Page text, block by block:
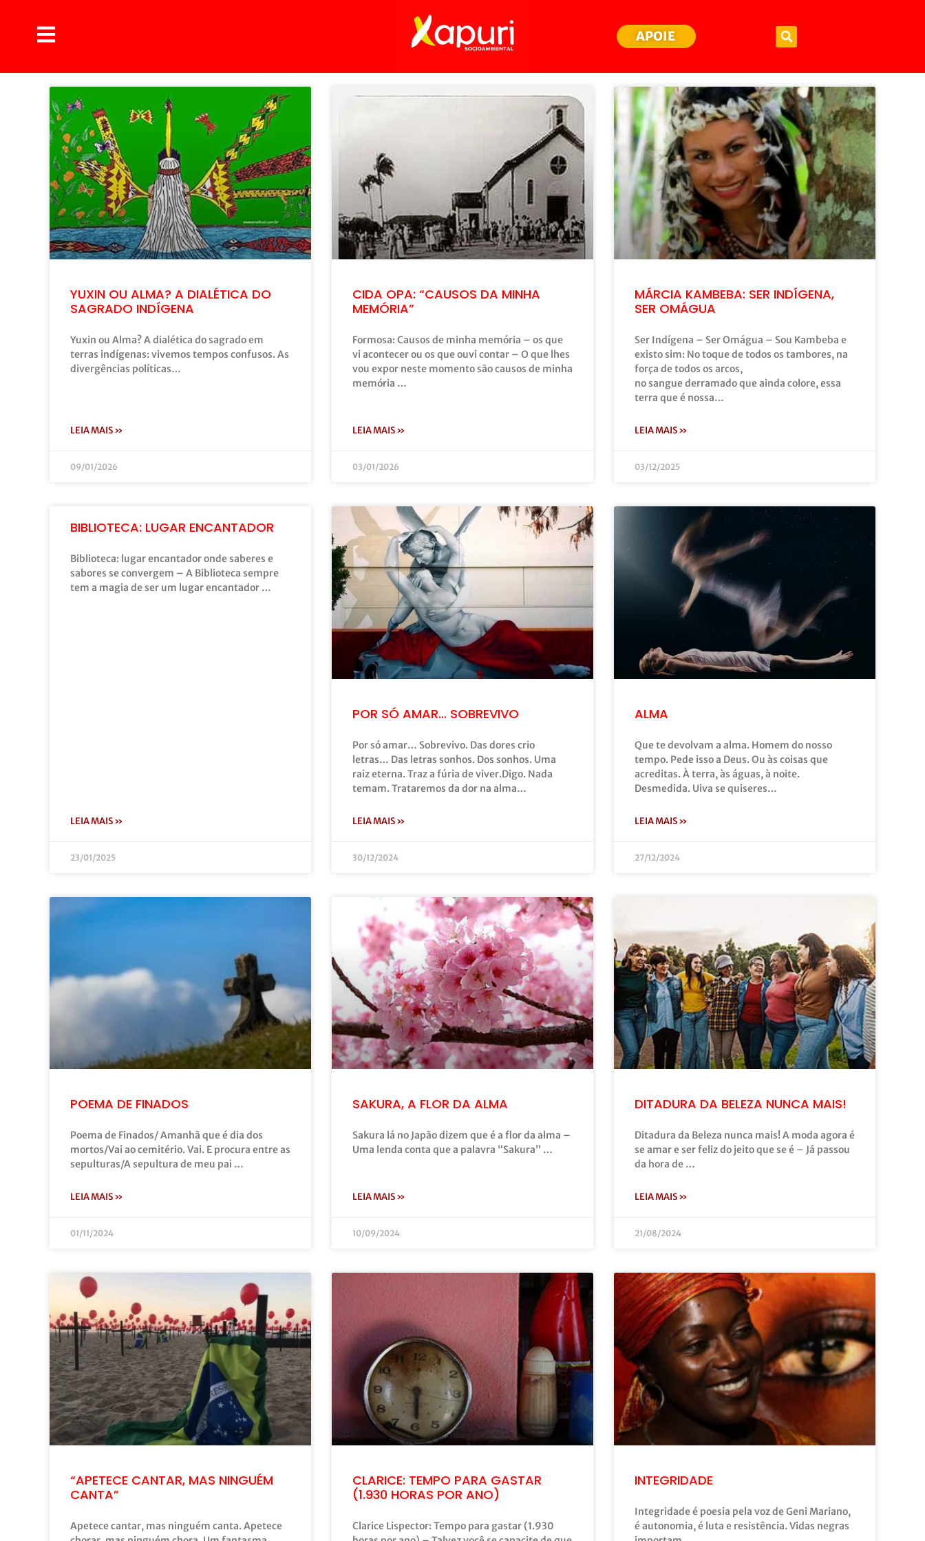
APOIE
YUXIN OU ALMA? A DIALÉTICA DO
SAGRADO INDÍGENA
Yuxin ou Alma? A dialética do sagrado em
terras indígenas: vivemos tempos confusos. As
divergências políticas…
LEIA MAIS »
09/01/2026
CIDA OPA: “CAUSOS DA MINHA
MEMÓRIA”
Formosa: Causos de minha memória – os que
vi acontecer ou os que ouvi contar – O que lhes
vou expor neste momento são causos de minha
memória …
LEIA MAIS »
03/01/2026
MÁRCIA KAMBEBA: SER INDÍGENA,
SER OMÁGUA
Ser Indígena – Ser Omágua – Sou Kambeba e
existo sim: No toque de todos os tambores, na
força de todos os arcos,
no sangue derramado que ainda colore, essa
terra que é nossa…
LEIA MAIS »
03/12/2025
BIBLIOTECA: LUGAR ENCANTADOR
Biblioteca: lugar encantador onde saberes e
sabores se convergem – A Biblioteca sempre
tem a magia de ser um lugar encantador …
LEIA MAIS »
23/01/2025
POR SÓ AMAR… SOBREVIVO
Por só amar… Sobrevivo. Das dores crio
letras… Das letras sonhos. Dos sonhos. Uma
raiz eterna. Traz a fúria de viver.Digo. Nada
temam. Trataremos da dor na alma…
LEIA MAIS »
30/12/2024
ALMA
Que te devolvam a alma. Homem do nosso
tempo. Pede isso a Deus. Ou às coisas que
acreditas. À terra, às águas, à noite.
Desmedida. Uiva se quiseres…
LEIA MAIS »
27/12/2024
POEMA DE FINADOS
Poema de Finados/ Amanhã que é dia dos
mortos/Vai ao cemitério. Vai. E procura entre as
sepulturas/A sepultura de meu pai …
LEIA MAIS »
01/11/2024
SAKURA, A FLOR DA ALMA
Sakura lá no Japão dizem que é a flor da alma –
Uma lenda conta que a palavra “Sakura” …
LEIA MAIS »
10/09/2024
DITADURA DA BELEZA NUNCA MAIS!
Ditadura da Beleza nunca mais! A moda agora é
se amar e ser feliz do jeito que se é – Já passou
da hora de …
LEIA MAIS »
21/08/2024
“APETECE CANTAR, MAS NINGUÉM
CANTA”
Apetece cantar, mas ninguém canta. Apetece
CLARICE: TEMPO PARA GASTAR
(1.930 HORAS POR ANO)
Clarice Lispector: Tempo para gastar (1.930
INTEGRIDADE
Integridade é poesia pela voz de Geni Mariano,
é autonomia, é luta e resistência. Vidas negras